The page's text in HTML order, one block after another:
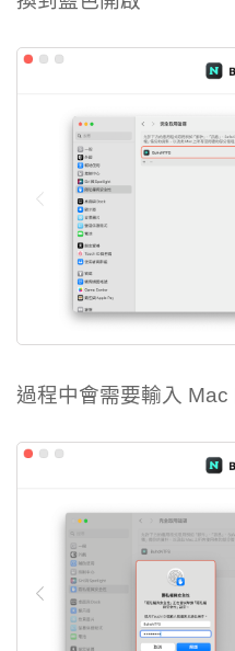
過程中會需要輸入 Mac